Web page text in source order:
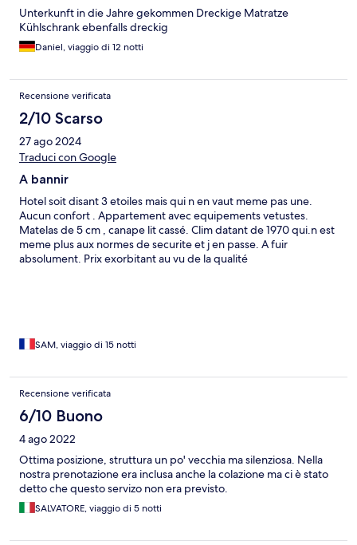
Unterkunft in die Jahre gekommen Dreckige Matratze
Kühlschrank ebenfalls dreckig
Daniel, viaggio di 12 notti
Recensione verificata
2/10 Scarso
27 ago 2024
Traduci con Google
A bannir
Hotel soit disant 3 etoiles mais qui n en vaut meme pas une.
Aucun confort . Appartement avec equipements vetustes.
Matelas de 5 cm , canape lit cassé. Clim datant de 1970 qui.n est
meme plus aux normes de securite et j en passe. A fuir
absolument. Prix exorbitant au vu de la qualité
SAM, viaggio di 15 notti
Recensione verificata
6/10 Buono
4 ago 2022
Ottima posizione, struttura un po' vecchia ma silenziosa. Nella
nostra prenotazione era inclusa anche la colazione ma ci è stato
detto che questo servizo non era previsto.
SALVATORE, viaggio di 5 notti